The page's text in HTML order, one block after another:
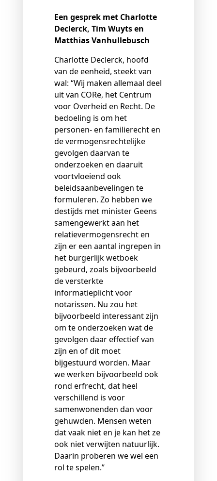
Een gesprek met Charlotte
Declerck, Tim Wuyts en
Matthias Vanhullebusch
Charlotte Declerck, hoofd
van de eenheid, steekt van
wal: “Wij maken allemaal deel
uit van CORe, het Centrum
voor Overheid en Recht. De
bedoeling is om het
personen- en familierecht en
de vermogensrechtelijke
gevolgen daarvan te
onderzoeken en daaruit
voortvloeiend ook
beleidsaanbevelingen te
formuleren. Zo hebben we
destijds met minister Geens
samengewerkt aan het
relatievermogensrecht en
zijn er een aantal ingrepen in
het burgerlijk wetboek
gebeurd, zoals bijvoorbeeld
de versterkte
informatieplicht voor
notarissen. Nu zou het
bijvoorbeeld interessant zijn
om te onderzoeken wat de
gevolgen daar effectief van
zijn en of dit moet
bijgestuurd worden. Maar
we werken bijvoorbeeld ook
rond erfrecht, dat heel
verschillend is voor
samenwonenden dan voor
gehuwden. Mensen weten
dat vaak niet en je kan het ze
ook niet verwijten natuurlijk.
Daarin proberen we wel een
rol te spelen.”